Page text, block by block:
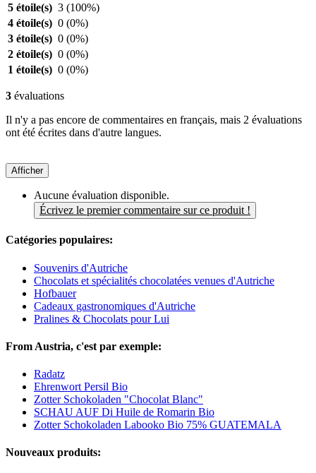
5 étoile(s) 3 (100%)
4 étoile(s) 0 (0%)
3 étoile(s) 0 (0%)
2 étoile(s) 0 (0%)
1 étoile(s) 0 (0%)
3 évaluations
Il n'y a pas encore de commentaires en français, mais 2 évaluations
ont été écrites dans d'autre langues.
Afficher
Aucune évaluation disponible.
Écrivez le premier commentaire sur ce produit !
Catégories populaires:
Souvenirs d'Autriche
Chocolats et spécialités chocolatées venues d'Autriche
Hofbauer
Cadeaux gastronomiques d'Autriche
Pralines & Chocolats pour Lui
From Austria, c'est par exemple:
Radatz
Ehrenwort Persil Bio
Zotter Schokoladen "Chocolat Blanc"
SCHAU AUF Di Huile de Romarin Bio
Zotter Schokoladen Labooko Bio 75% GUATEMALA
Nouveaux produits: